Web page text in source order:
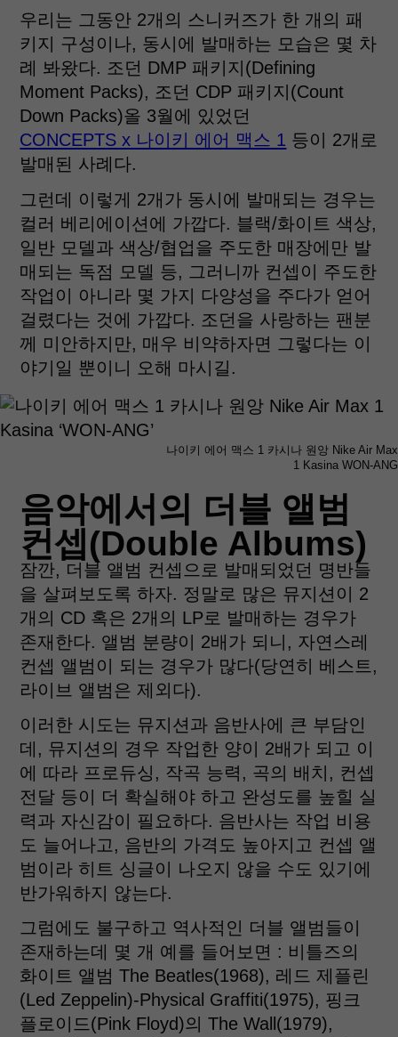
우리는 그동안 2개의 스니커즈가 한 개의 패
키지 구성이나, 동시에 발매하는 모습은 몇 차
례 봐왔다. 조던 DMP 패키지(Defining
Moment Packs), 조던 CDP 패키지(Count
Down Packs)올 3월에 있었던
CONCEPTS x 나이키 에어 맥스 1 등이 2개로
발매된 사례다.
그런데 이렇게 2개가 동시에 발매되는 경우는
컬러 베리에이션에 가깝다. 블랙/화이트 색상,
일반 모델과 색상/협업을 주도한 매장에만 발
매되는 독점 모델 등, 그러니까 컨셉이 주도한
작업이 아니라 몇 가지 다양성을 주다가 얻어
걸렸다는 것에 가깝다. 조던을 사랑하는 팬분
께 미안하지만, 매우 비약하자면 그렇다는 이
야기일 뿐이니 오해 마시길.
나이키 에어 맥스 1 카시나 원앙 Nike Air Max
1 Kasina WON-ANG
음악에서의 더블 앨범
컨셉(Double Albums)
잠깐, 더블 앨범 컨셉으로 발매되었던 명반들
을 살펴보도록 하자. 정말로 많은 뮤지션이 2
개의 CD 혹은 2개의 LP로 발매하는 경우가
존재한다. 앨범 분량이 2배가 되니, 자연스레
컨셉 앨범이 되는 경우가 많다(당연히 베스트,
라이브 앨범은 제외다).
이러한 시도는 뮤지션과 음반사에 큰 부담인
데, 뮤지션의 경우 작업한 양이 2배가 되고 이
에 따라 프로듀싱, 작곡 능력, 곡의 배치, 컨셉
전달 등이 더 확실해야 하고 완성도를 높힐 실
력과 자신감이 필요하다. 음반사는 작업 비용
도 늘어나고, 음반의 가격도 높아지고 컨셉 앨
범이라 히트 싱글이 나오지 않을 수도 있기에
반가워하지 않는다.
그럼에도 불구하고 역사적인 더블 앨범들이
존재하는데 몇 개 예를 들어보면 : 비틀즈의
화이트 앨범 The Beatles(1968), 레드 제플린
(Led Zeppelin)-Physical Graffiti(1975), 핑크
플로이드(Pink Floyd)의 The Wall(1979),